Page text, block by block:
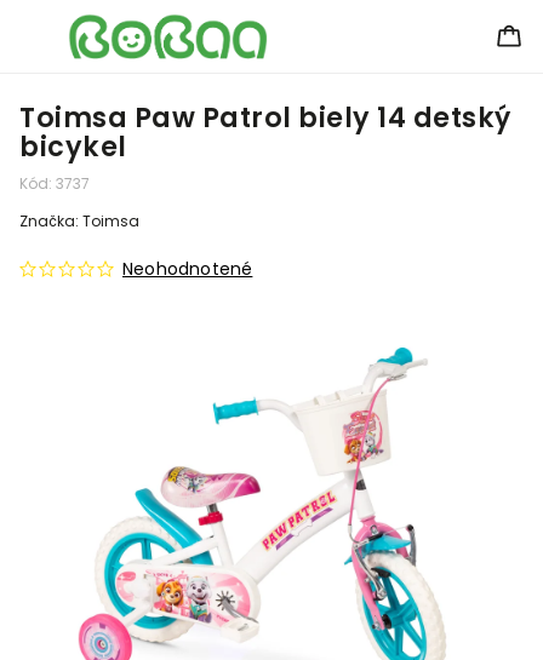
Toimsa Paw Patrol biely 14 detský
bicykel
Kód: 3737
Neohodnotené
Značka: Toimsa